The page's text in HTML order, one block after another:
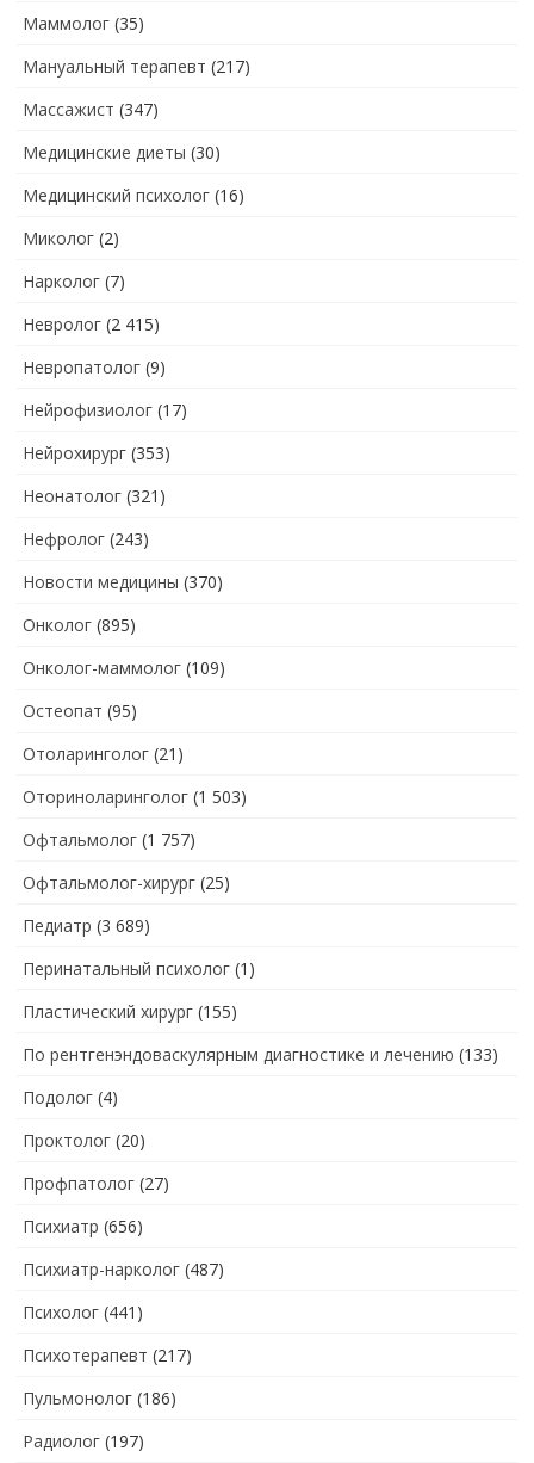
Маммолог (35)
Мануальный терапевт (217)
Массажист (347)
Медицинские диеты (30)
Медицинский психолог (16)
Миколог (2)
Нарколог (7)
Невролог (2 415)
Невропатолог (9)
Нейрофизиолог (17)
Нейрохирург (353)
Неонатолог (321)
Нефролог (243)
Новости медицины (370)
Онколог (895)
Онколог-маммолог (109)
Остеопат (95)
Отоларинголог (21)
Оториноларинголог (1 503)
Офтальмолог (1 757)
Офтальмолог-хирург (25)
Педиатр (3 689)
Перинатальный психолог (1)
Пластический хирург (155)
По рентгенэндоваскулярным диагностике и лечению (133)
Подолог (4)
Проктолог (20)
Профпатолог (27)
Психиатр (656)
Психиатр-нарколог (487)
Психолог (441)
Психотерапевт (217)
Пульмонолог (186)
Радиолог (197)